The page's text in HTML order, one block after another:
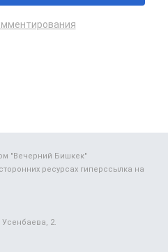
"Вечерний Бишкек"
ресурсах гиперссылка на
Усенбаева, 2.